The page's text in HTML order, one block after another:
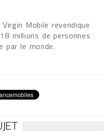
Mobile revendique
millions de personnes
par le monde.